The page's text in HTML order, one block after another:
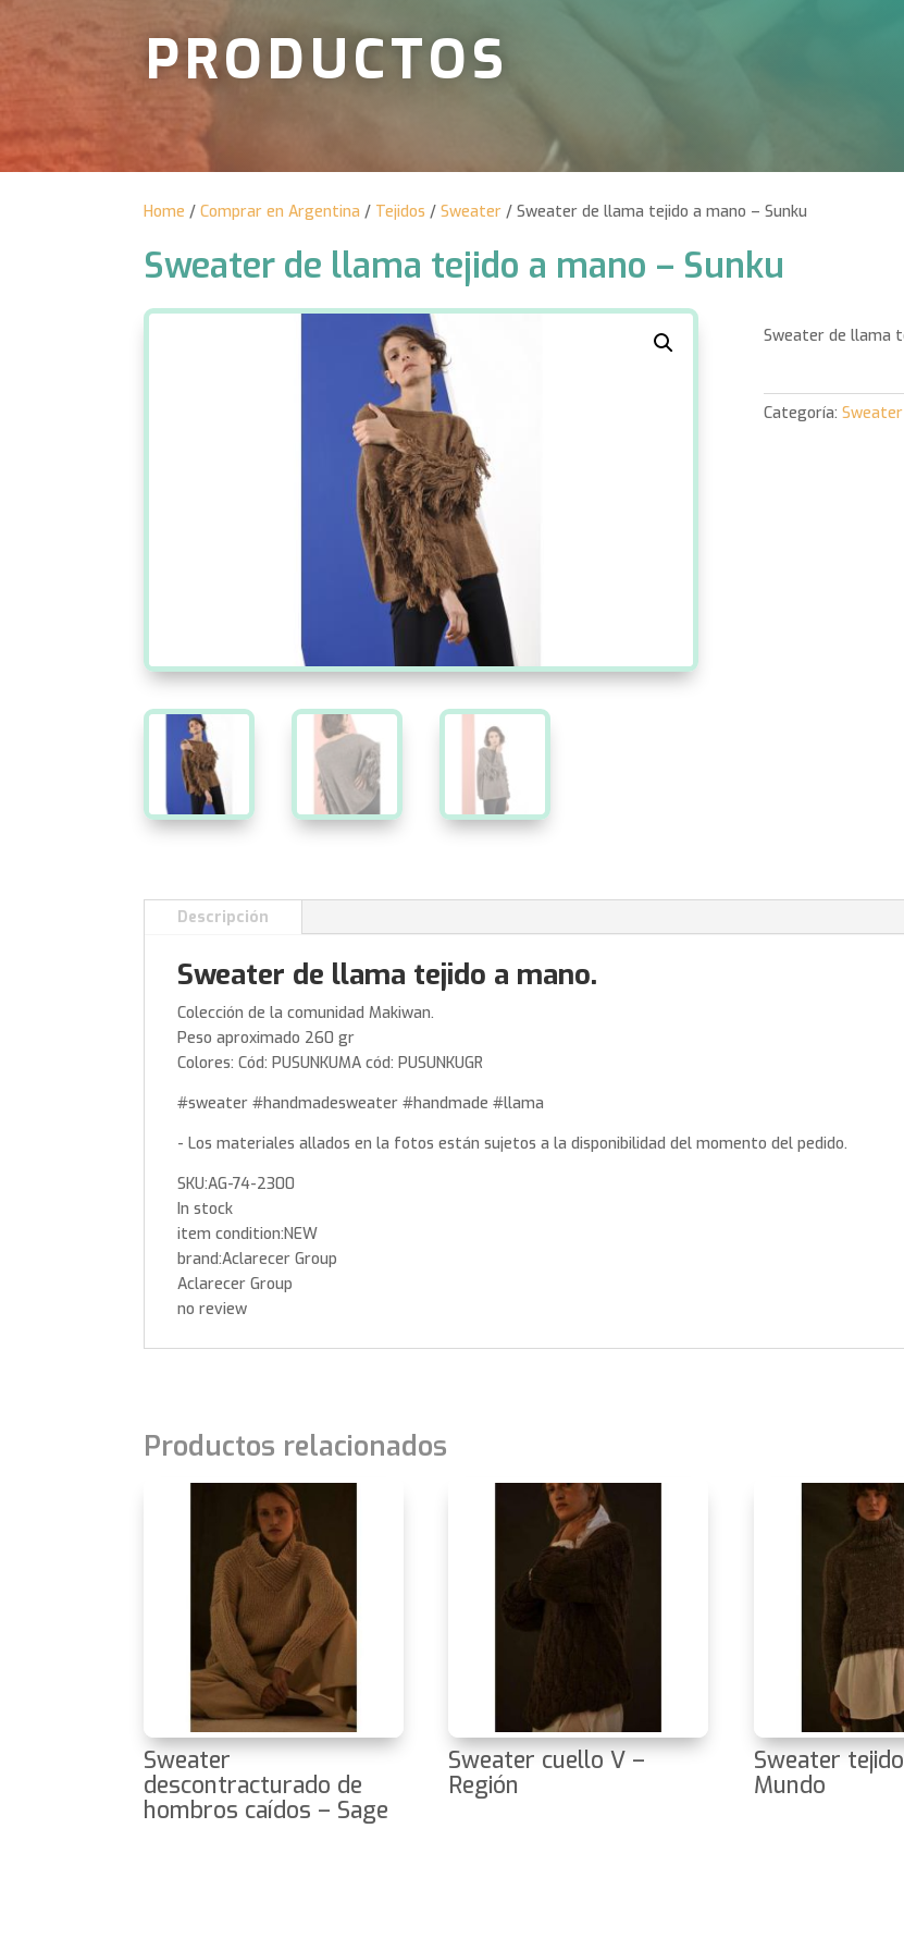
PRODUCTOS
Home / Comprar en Argentina / Tejidos / Sweater / Sweater de llama tejido a mano – Sunku
Sweater de llama tejido a mano – Sunku
Sweater de llama
Categoría: Sweater
Descripción
Sweater de llama tejido a mano.
Colección de la comunidad Makiwan.
Peso aproximado 260 gr
Colores: Cód: PUSUNKUMA cód: PUSUNKUGR
#sweater #handmadesweater #handmade #llama
- Los materiales allados en la fotos están sujetos a la disponibilidad del momento del pedido.
SKU:AG-74-2300
In stock
item condition:NEW
brand:Aclarecer Group
Aclarecer Group
no review
Productos relacionados
Sweater
descontracturado de
hombros caídos – Sage
Sweater cuello V –
Región
Sweater
Mundo